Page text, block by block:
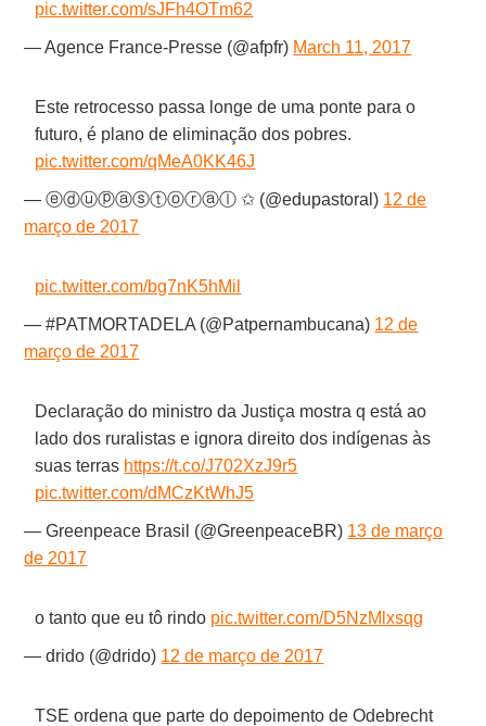
pic.twitter.com/sJFh4OTm62
— Agence France-Presse (@afpfr) March 11, 2017
Este retrocesso passa longe de uma ponte para o
futuro, é plano de eliminação dos pobres.
pic.twitter.com/qMeA0KK46J
— ⓔⓓⓤⓟⓐⓢⓣⓞⓡⓐⓛ ✩ (@edupastoral) 12 de
março de 2017
pic.twitter.com/bg7nK5hMil
— #PATMORTADELA (@Patpernambucana) 12 de
março de 2017
Declaração do ministro da Justiça mostra q está ao
lado dos ruralistas e ignora direito dos indígenas às
suas terras https://t.co/J702XzJ9r5
pic.twitter.com/dMCzKtWhJ5
— Greenpeace Brasil (@GreenpeaceBR) 13 de março
de 2017
o tanto que eu tô rindo pic.twitter.com/D5NzMlxsqg
— drido (@drido) 12 de março de 2017
TSE ordena que parte do depoimento de Odebrecht